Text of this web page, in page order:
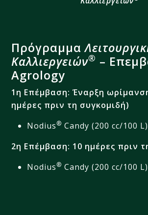
Πρόγραμμα
Καλλιεργειών® –
Agrology
1η Επέμβαση:Έναρξη
ημέρες πριν τη συγκομιδή)
Nodius® Candy (200 cc/100 L)
2η Επέμβαση: 10 ημέρες πριν
Nodius® Candy (200 cc/100 L)